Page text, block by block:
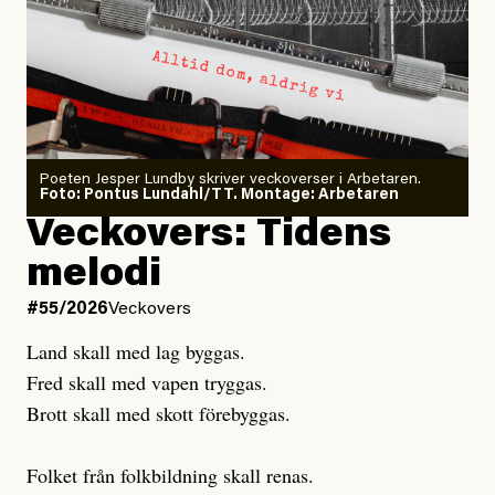
#54/2026Debatt
Sensationalism när ETC
granskar vänstern
Publicerad6 August, 2026
Uppdaterad7 August, 2026
Arbetsmiljöverket:
Dödsolyckorna har slutat
minska
Joel Kellgren
Publicerad3 August, 2026
Uppdaterad3 August, 2026
Poeten Jesper Lundby skriver veckoverser i Arbetaren.
Foto: Pontus Lundahl/TT. Montage: Arbetaren
Veckovers: Tidens
melodi
#55/2026Veckovers
Land skall med lag byggas.
Fred skall med vapen tryggas.
Brott skall med skott förebyggas.
Folket från folkbildning skall renas.